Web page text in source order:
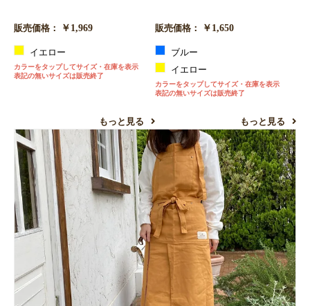
販売価格： ￥1,969
イエロー
カラーをタップしてサイズ・在庫を表示
表記の無いサイズは販売終了
もっと見る
販売価格： ￥1,650
ブルー
イエロー
カラーをタップしてサイズ・在庫を表示
表記の無いサイズは販売終了
もっと見る